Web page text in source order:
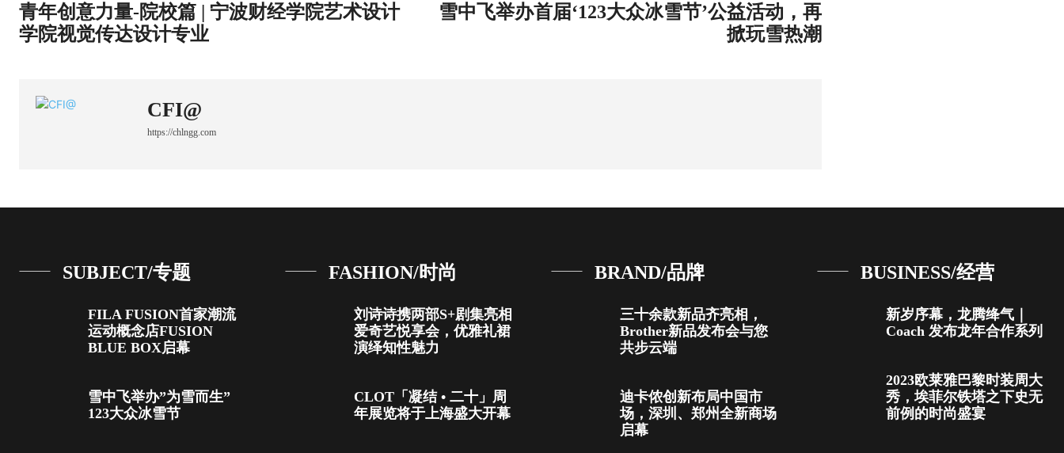
青年创意力量-院校篇 | 宁波财经学院艺术设计
学院视觉传达设计专业
雪中飞举办首届‘123大众冰雪节’公益活动，再
掀玩雪热潮
CFI@
https://chlngg.com
SUBJECT/专题
FILA FUSION首家潮流
运动概念店FUSION
BLUE BOX启幕
雪中飞举办”为雪而生”
123大众冰雪节
FASHION/时尚
刘诗诗携两部S+剧集亮相
爱奇艺悦享会，优雅礼裙
演绎知性魅力
CLOT「凝结 • 二十」周
年展览将于上海盛大开幕
BRAND/品牌
三十余款新品齐亮相，
Brother新品发布会与您
共步云端
迪卡侬创新布局中国市
场，深圳、郑州全新商场
启幕
BUSINESS/经营
新岁序幕，龙腾绛气｜
Coach 发布龙年合作系列
2023欧莱雅巴黎时装周大
秀，埃菲尔铁塔之下史无
前例的时尚盛宴